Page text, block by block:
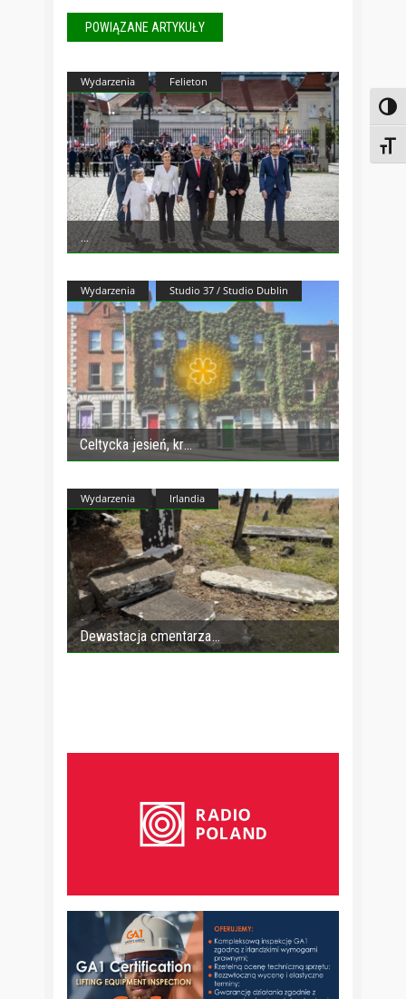
POWIĄZANE ARTYKUŁY
Wydarzenia Felieton
Wydarzenia Studio 37 / Studio Dublin
Celtycka jesień, kr
Wydarzenia Irlandia
Dewastacja cmentarza